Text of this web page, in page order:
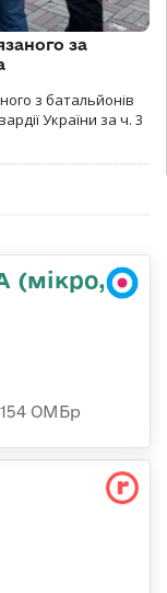
за
з батальйонів
України за ч. 3
(мікро,
ОМБр